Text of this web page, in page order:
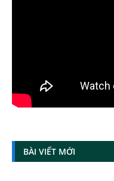
BÀI VIẾT MỚI